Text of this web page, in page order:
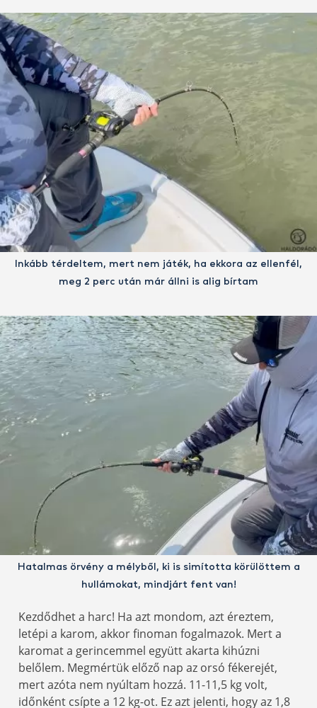
Inkább térdeltem, mert nem játék, ha ekkora az ellenfél,
meg 2 perc után már állni is alig bírtam
Hatalmas örvény a mélyből, ki is simította körülöttem a
hullámokat, mindjárt fent van!
Kezdődhet a harc! Ha azt mondom, azt éreztem,
letépi a karom, akkor finoman fogalmazok. Mert a
karomat a gerincemmel együtt akarta kihúzni
belőlem. Megmértük előző nap az orsó fékerejét,
mert azóta nem nyúltam hozzá. 11-11,5 kg volt,
időnként csípte a 12 kg-ot. Ez azt jelenti, hogy az 1,8